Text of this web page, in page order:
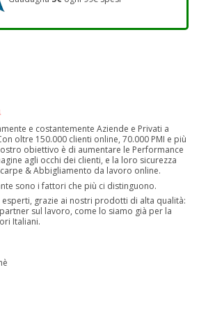
e costantemente Aziende e Privati a
oltre 150.000 clienti online, 70.000 PMI e più
obiettivo è di aumentare le Performance
agli occhi dei clienti, e la loro sicurezza
& Abbigliamento da lavoro online.
sono i fattori che più ci distinguono.
grazie ai nostri prodotti di alta qualità:
sul lavoro, come lo siamo già per la
Italiani.